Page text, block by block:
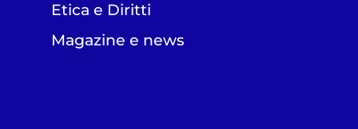
Etica e Diritti
Magazine e news